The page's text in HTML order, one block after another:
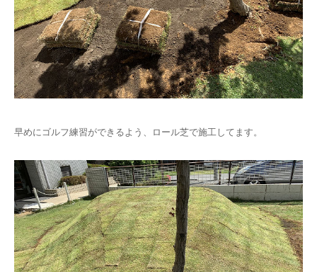
早めにゴルフ練習ができるよう、ロール芝で施工してます。